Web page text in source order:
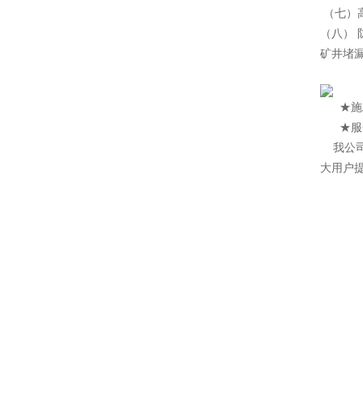
（七）
（八）
矿井堵
★施工
★服务
我公
大用户